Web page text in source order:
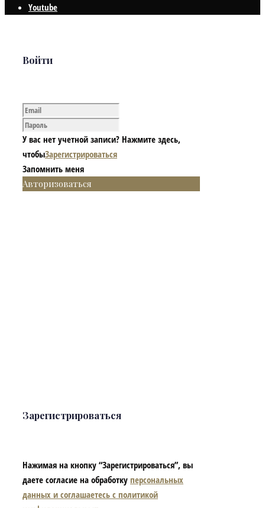
Youtube
Войти
У вас нет учетной записи? Нажмите здесь,
чтобыЗарегистрироваться
Запомнить меня
Авторизоваться
Зарегистрироваться
Нажимая на кнопку “Зарегистрироваться”, вы
даете согласие на обработку персональных
данных и соглашаетесь с политикой